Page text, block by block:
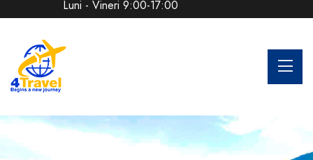
Luni - Vineri 9:00-17:00